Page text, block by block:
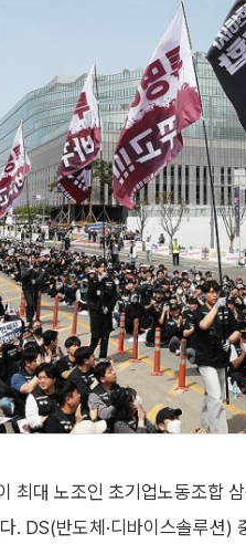
최대 노조인 초기업노동조합
. DS(반도체·디바이스솔루션)